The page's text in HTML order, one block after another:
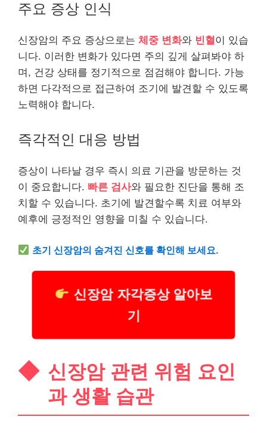
주요 증상 인식
신장암의 주요 증상으로는 체중 변화와 빈혈 이 있습
니다. 이러한 변화가 있다면 주의 깊게 살펴봐야 하
며, 건강 상태를 정기적으로 점검해야 합니다. 가능
하면 다각적으로 접근하여 조기에 발견할 수 있도록
노력해야 합니다.
즉각적인 대응 방법
증상이 나타날 경우 즉시 의료 기관을 방문하는 것
이 중요합니다. 빠른 검사와 필요한 진단을 통해 조
치할 수 있습니다. 초기에 발견할수록 치료 여부와
예후에 긍정적인 영향을 미칠 수 있습니다.
초기 신장암의 숨겨진 신호를 확인해 보세요.
신장암 자각증상 알아보
기
신장암 관련 위험 요인
과 생활 습관